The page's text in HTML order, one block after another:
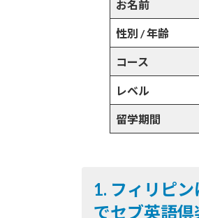
kお名前
性別 / 年齢
コース
レベル
留学期間
1. フィリピ
でセブ英語倶